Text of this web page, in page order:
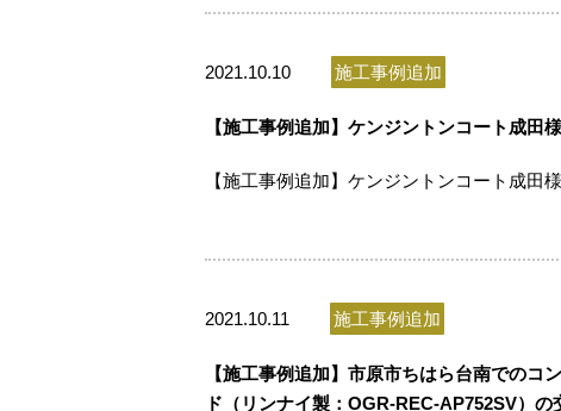
2021.10.10 施工事例追加
【施工事例追加】ケンジントンコート成
【施工事例追加】ケンジントンコート成田
2021.10.11 施工事例追加
【施工事例追加】市原市ちはら台南での
ド（リンナイ製：OGR-REC-AP752SV）の